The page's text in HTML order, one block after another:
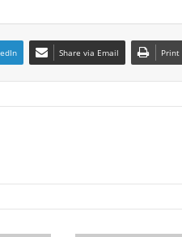
Share via Email Print